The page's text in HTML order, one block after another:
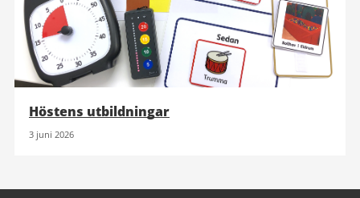
Höstens utbildningar
3 juni 2026